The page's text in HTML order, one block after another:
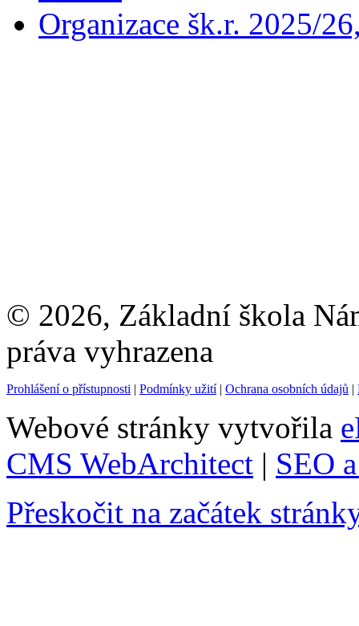
Organizace šk.r. 2025/
© 2026, Základní škola
práva vyhrazena
Prohlášení o přístupnosti | Podmínky užití| Ochrana osobních údajů |
Webové stránky vytvořila
CMS WebArchitect | SEO
Přeskočit na začátek